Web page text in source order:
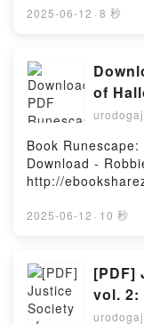
Bilan et
l'adolescent -
et rééducation
Thoulon-Page,
de l'écriture de
de la
de Montesquieu,
Revol Epub VK,
graphothérapie -
(PDF ePub Mobi)
Read Online, A
Audiobook, A
Christmas
Romance Betty
Romance Betty
Firstory Hosting
2025-06-12 · 8 秒
of
Book
Download -
http://
Free Book (PDF
Robbie
Hallowvale
Runescape: The
2025-06-12 · 10 秒
[PDF]
vol. 2: